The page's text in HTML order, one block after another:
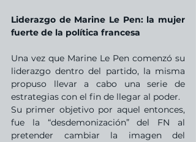
Liderazgo de Marine Le Pen: la mujer
fuerte de la política francesa
Una vez que Marine Le Pen comenzó su
liderazgo dentro del partido, la misma
propuso llevar a cabo una serie de
estrategias con el fin de llegar al poder.
Su primer objetivo por aquel entonces,
fue la “desdemonización” del FN al
pretender cambiar la imagen del